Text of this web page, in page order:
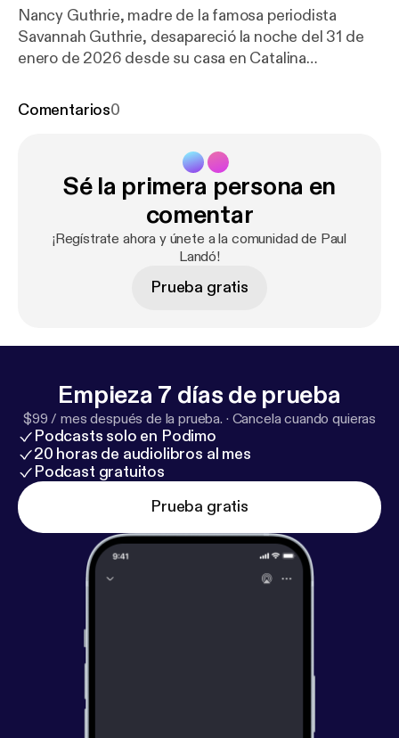
Nancy Guthrie, madre de la famosa periodista
Savannah Guthrie, desapareció la noche del 31 de
enero de 2026 desde su casa en Catalina
secuestrada durante la madrugada, y siguen
tiempo y estudia tu universidad en línea avalada por
la SEP en Hybridge:https://hybridge.education/univ
ersidad-en-linea-sptf/
No te olvides de seguirme en todas mis redes
Facebook - Twitter - Instagram - TikTok Distribuido
Comentarios0
Sé la primera persona en
comentar
¡Regístrate ahora y únete a la comunidad de Paul
Landó!
Prueba gratis
Empieza 7 días de prueba
$99 / mes después de la prueba. · Cancela cuando quieras
Podcasts solo en Podimo
20 horas de audiolibros al mes
Podcast gratuitos
Prueba gratis